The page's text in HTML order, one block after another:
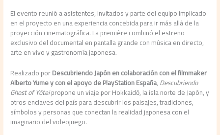
El evento reunió a asistentes, invitados y parte del equipo implicado
en el proyecto en una experiencia concebida para ir más allá de la
proyección cinematográfica. La première combinó el estreno
exclusivo del documental en pantalla grande con música en directo,
arte en vivo y gastronomía japonesa.
Realizado porDescubriendo Japón en colaboración con el filmmaker
Alberto Yume y con el apoyo de PlayStation España,Descubriendo
Ghost of Yōteipropone un viaje por Hokkaidō, la isla norte de Japón, y
otros enclaves del país para descubrir los paisajes, tradiciones,
símbolos y personas que conectan la realidad japonesa con el
imaginario del videojuego.